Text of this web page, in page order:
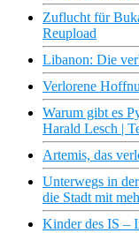
Zuflucht für
Reupload
Libanon: Die
Verlorene
Warum gibt es
Harald Lesch |
Artemis, das
Unterwegs in
die Stadt mit
Kinder des IS –